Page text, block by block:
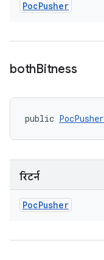
PocPusher
bothBitness
public PocPusher
रिटर्न
PocPusher